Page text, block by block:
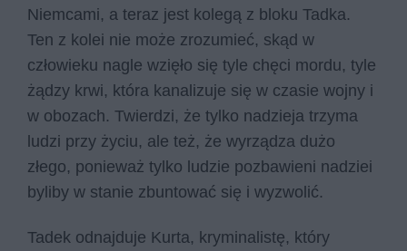
Niemcami, a teraz jest kolegą z bloku Tadka.
Ten z kolei nie może zrozumieć, skąd w
człowieku nagle wzięło się tyle chęci mordu, tyle
żądzy krwi, która kanalizuje się w czasie wojny i
w obozach. Twierdzi, że tylko nadzieja trzyma
ludzi przy życiu, ale też, że wyrządza dużo
złego, ponieważ tylko ludzie pozbawieni nadziei
byliby w stanie zbuntować się i wyzwolić.
Tadek odnajduje Kurta, kryminalistę, który